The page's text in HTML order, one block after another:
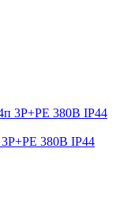
3Р+РЕ 380В IP44